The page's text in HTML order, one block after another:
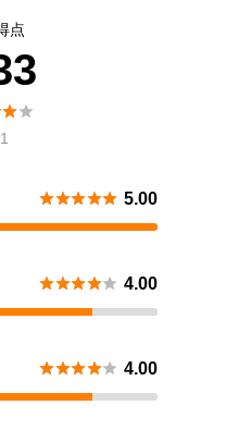
点

1
 5.00
 4.00
 4.00